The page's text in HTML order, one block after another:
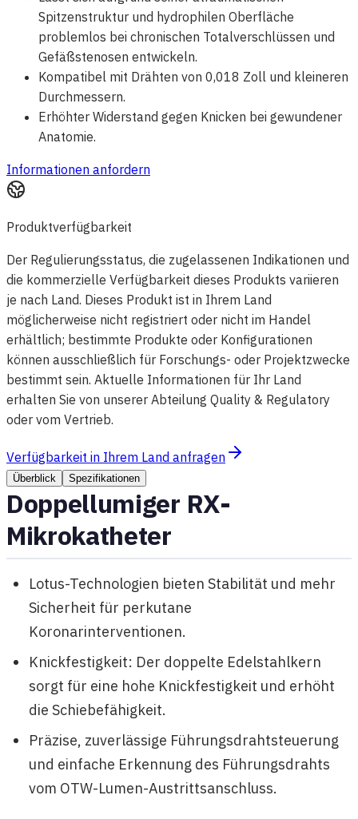
Spitzenstruktur und hydrophilen Oberfläche
problemlos bei chronischen Totalverschlüssen und
Gefäßstenosen entwickeln.
Kompatibel mit Drähten von 0,018 Zoll und kleineren
Durchmessern.
Erhöhter Widerstand gegen Knicken bei gewundener
Anatomie.
Informationen anfordern
Produktverfügbarkeit
Der Regulierungsstatus, die zugelassenen Indikationen und
die kommerzielle Verfügbarkeit dieses Produkts variieren
je nach Land. Dieses Produkt ist in Ihrem Land
möglicherweise nicht registriert oder nicht im Handel
erhältlich; bestimmte Produkte oder Konfigurationen
können ausschließlich für Forschungs- oder Projektzwecke
bestimmt sein. Aktuelle Informationen für Ihr Land
erhalten Sie von unserer Abteilung Quality & Regulatory
oder vom Vertrieb.
Verfügbarkeit in Ihrem Land anfragen
Überblick Spezifikationen
Doppellumiger RX-
Mikrokatheter
Lotus-Technologien bieten Stabilität und mehr
Sicherheit für perkutane
Koronarinterventionen.
Knickfestigkeit: Der doppelte Edelstahlkern
sorgt für eine hohe Knickfestigkeit und erhöht
die Schiebefähigkeit.
Präzise, zuverlässige Führungsdrahtsteuerung
und einfache Erkennung des Führungsdrahts
vom OTW-Lumen-Austrittsanschluss.